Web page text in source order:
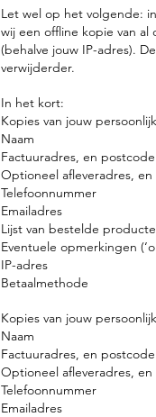
Let wel op het volgende:
wij een offline kopie van al
(behalve jouw IP-adres).
verwijderder.
In het kort:
Kopies van jouw
Naam
Factuuradres, en postcode
Optioneel afleveradres,
Telefoonnummer
Emailadres
Lijst van bestelde
Eventuele opmerkingen
IP-adres
Betaalmethode
Kopies van jouw
Naam
Factuuradres, en postcode
Optioneel afleveradres,
Telefoonnummer
Emailadres